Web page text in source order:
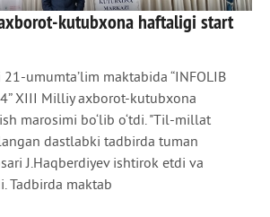
kutubxona haftaligi start
umumta’lim maktabida “INFOLIB
XIII Milliy axborot-kutubxona
marosimi bo‘lib o‘tdi. "Til-millat
dastlabki tadbirda tuman
J.Haqberdiyev ishtirok etdi va
Tadbirda maktab